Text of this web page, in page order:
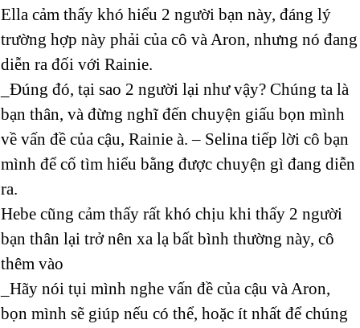
Ella cảm thấy khó hiểu 2 người bạn này, đáng lý
trường hợp này phải của cô và Aron, nhưng nó đang
diễn ra đối với Rainie.
_Đúng đó, tại sao 2 người lại như vậy? Chúng ta là
bạn thân, và đừng nghĩ đến chuyện giấu bọn mình
về vấn đề của cậu, Rainie à. – Selina tiếp lời cô bạn
mình để cố tìm hiểu bằng được chuyện gì đang diễn
ra.
Hebe cũng cảm thấy rất khó chịu khi thấy 2 người
bạn thân lại trở nên xa lạ bất bình thường này, cô
thêm vào
_Hãy nói tụi mình nghe vấn đề của cậu và Aron,
bọn mình sẽ giúp nếu có thể, hoặc ít nhất để chúng